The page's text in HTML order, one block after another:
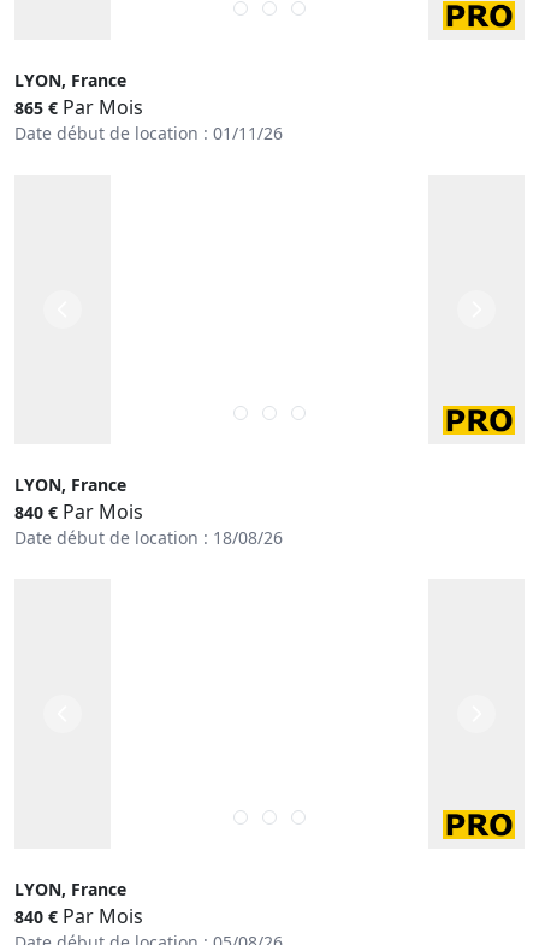
LYON, France
865 € Par Mois
Date début de location : 01/11/26
LYON, France
840 € Par Mois
Date début de location : 18/08/26
LYON, France
840 € Par Mois